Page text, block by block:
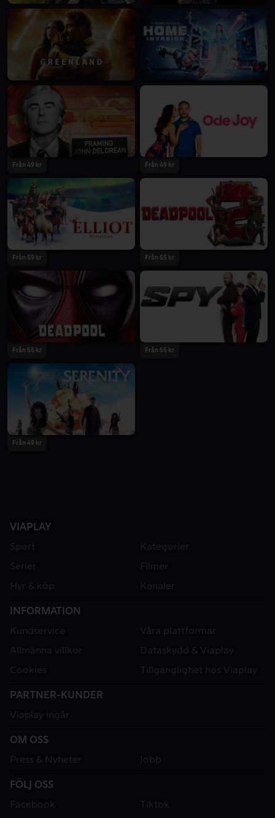
Från 49 kr Från 49 kr
Från 59 kr Från 55 kr
Från 55 kr Från 55 kr
Från 49 kr
VIAPLAY
Sport
Kategorier
Serier
Filmer
Hyr & köp
Kanaler
INFORMATION
Kundservice
Våra plattformar
Allmänna villkor
Dataskydd & Viaplay
Cookies
Tillgänglighet hos Viaplay
PARTNER-KUNDER
Viaplay ingår
OM OSS
Press & Nyheter
Jobb
FÖLJ OSS
Facebook
Tiktok